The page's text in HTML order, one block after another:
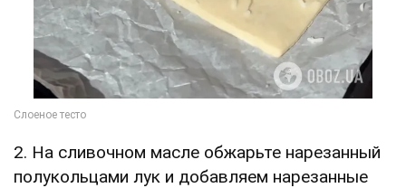
2. На сливочном масле обжарьте нарезанный
полукольцами лук и добавляем нарезанные